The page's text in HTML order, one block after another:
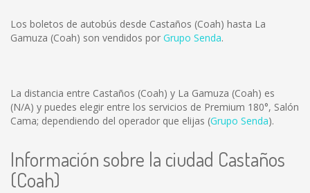
Los boletos de autobús desde Castaños (Coah) hasta La
Gamuza (Coah) son vendidos por Grupo Senda.
La distancia entre Castaños (Coah) y La Gamuza (Coah) es
(N/A) y puedes elegir entre los servicios de Premium 180°, Salón
Cama; dependiendo del operador que elijas (Grupo Senda).
Información sobre la ciudad Castaños
(Coah)